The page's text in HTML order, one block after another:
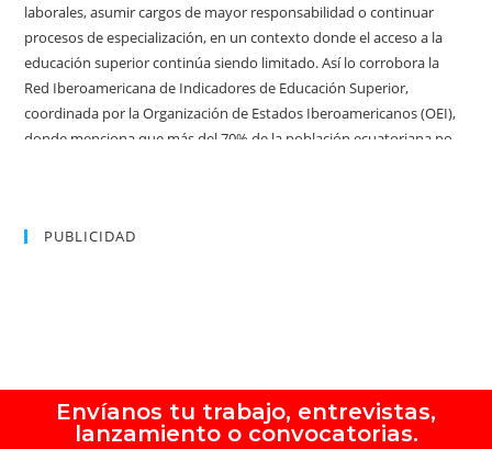
PUBLICIDAD
Envíanos tu trabajo, entrevistas,
lanzamiento o convocatorias.